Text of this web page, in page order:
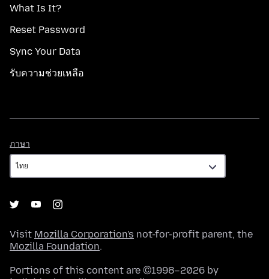
What Is It?
Reset Password
Sync Your Data
รับความช่วยเหลือ
ภาษา
Visit Mozilla Corporation's not-for-profit parent, the
Mozilla Foundation.
Portions of this content are ©1998–2026 by